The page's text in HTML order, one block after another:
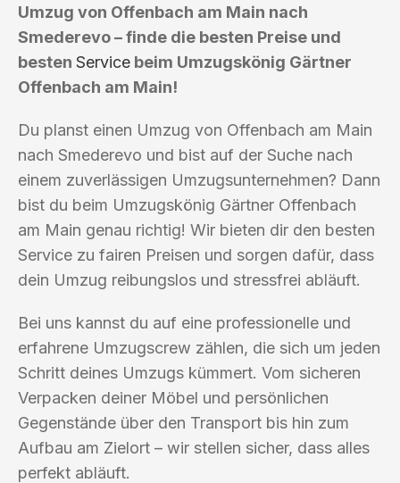
Umzug von Offenbach am Main nach
Smederevo – finde die besten Preise und
besten Service beim Umzugskönig Gärtner
Offenbach am Main!
Du planst einen Umzug von Offenbach am Main
nach Smederevo und bist auf der Suche nach
einem zuverlässigen Umzugsunternehmen? Dann
bist du beim Umzugskönig Gärtner Offenbach
am Main genau richtig! Wir bieten dir den besten
Service zu fairen Preisen und sorgen dafür, dass
dein Umzug reibungslos und stressfrei abläuft.
Bei uns kannst du auf eine professionelle und
erfahrene Umzugscrew zählen, die sich um jeden
Schritt deines Umzugs kümmert. Vom sicheren
Verpacken deiner Möbel und persönlichen
Gegenstände über den Transport bis hin zum
Aufbau am Zielort – wir stellen sicher, dass alles
perfekt abläuft.